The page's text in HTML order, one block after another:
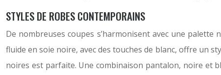
STYLES DE ROBES CONTEMPORAINS
De nombreuses coupes s’harmonisent avec une
fluide en soie noire, avec des touches de blanc, offre un
noires est parfaite. Une combinaison pantalon, noire et